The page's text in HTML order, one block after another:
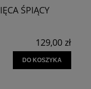
ŚPIĄCY
129,00 zł
DO KOSZYKA